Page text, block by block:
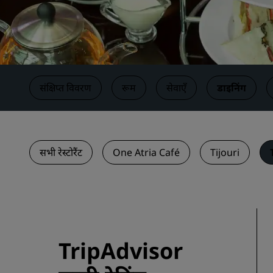
चीन में संबद्ध ब्रांड
संक्षिप्त विवरण रूम सेवाएँ डाइनिंग
सभी रेस्टोरैंट One Atria Café Tijouri
TripAdvisor